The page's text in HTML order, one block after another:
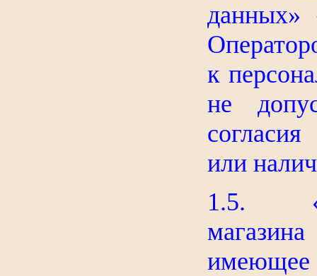
данных»
к
не
или
1.5.
имеющее